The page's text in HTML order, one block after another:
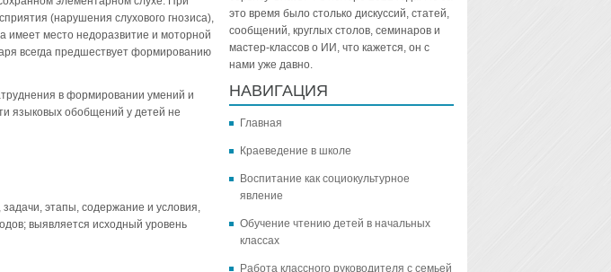
(нарушения слухового гнозиса),
имеет место недоразвитие и моторной
всегда предшествует формированию
в формировании умений и
языковых обобщений у детей не
этапы, содержание и условия,
выявляется исходный уровень
это время было столько дискуссий, статей,
сообщений, круглых столов, семинаров и
мастер-классов о ИИ, что кажется, он с
нами уже давно.
НАВИГАЦИЯ
Главная
Краеведение в школе
Воспитание как социокультурное
явление
Обучение чтению детей в начальных
классах
Работа классного руководителя с семьей